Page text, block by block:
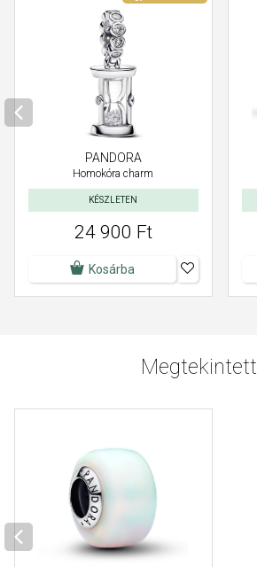
PANDORA
Homokóra charm
KÉSZLETEN
24 900 Ft
Kosárba
Megtekintett